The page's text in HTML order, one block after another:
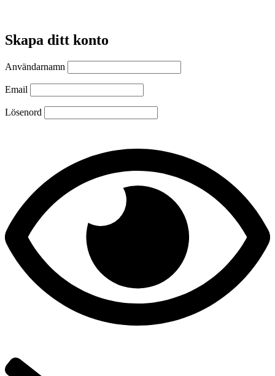
Skapa ditt konto
Användarnamn
Email
Lösenord